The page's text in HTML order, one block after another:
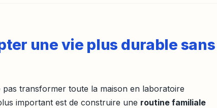
une vie plus durable sans
pas transformer toute la maison en laboratoire
important est de construire une routine familiale